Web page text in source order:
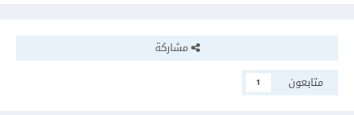
مشاركة
متابعون
1